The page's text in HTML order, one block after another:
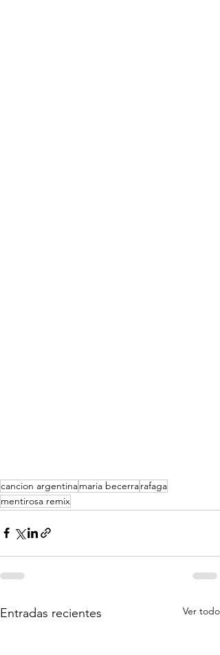
cancion argentinamaria becerrarafaga
mentirosa remix
Entradas recientes Ver todo